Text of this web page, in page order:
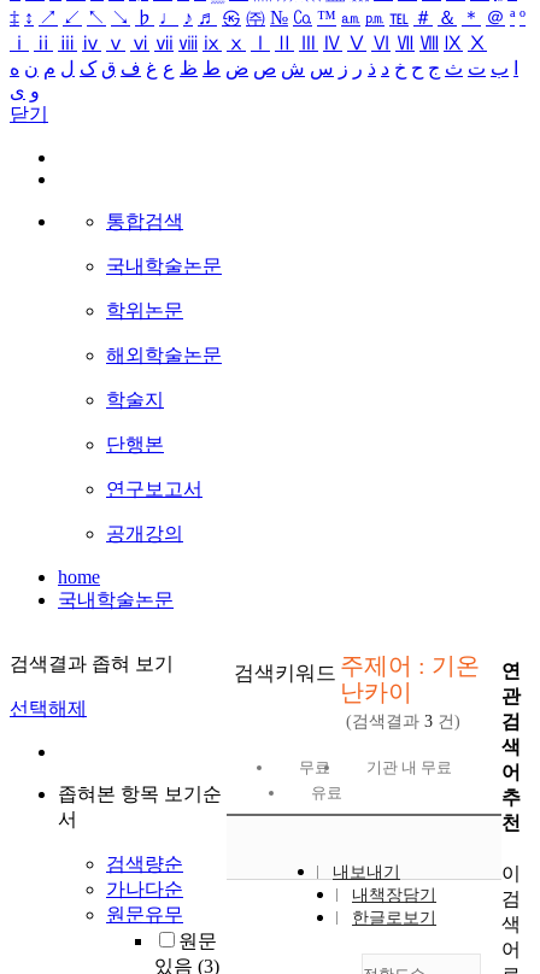
‡ ↕ ↗ ↙ ↖ ↘ ♭ ♩ ♪ ♬ ㉿ ㈜ № ㏇ ™ ㏂ ㏘ ℡ ＃ ＆ ＊ ＠ ª º
ⅰ
ⅱ ⅲ ⅳ ⅴ ⅵ ⅶ ⅷ ⅸ ⅹ Ⅳ Ⅴ Ⅵ Ⅶ Ⅷ Ⅸ Ⅹ
ب ت ث ج ح خ د ذ ر ز س ش ص ض ط ظ ع غ ف ق ک ل م ن ه
و ی
닫기
통합검색
국내학술논문
학위논문
해외학술논문
학술지
단행본
연구보고서
공개강의
home
국내학술논문
검색결과 좁혀 보기
선택해제
좁혀본 항목 보기순
서
검색량순
가나다순
원문유무
원문
있음 (3)
검색키워드 주제어 : 기온
난카이
(검색결과 3 건)
무료
기관 내 무료
유료
내보내기
내책장담기
한글로보기
연
관
검
색
어
추
천
이
검
색
어